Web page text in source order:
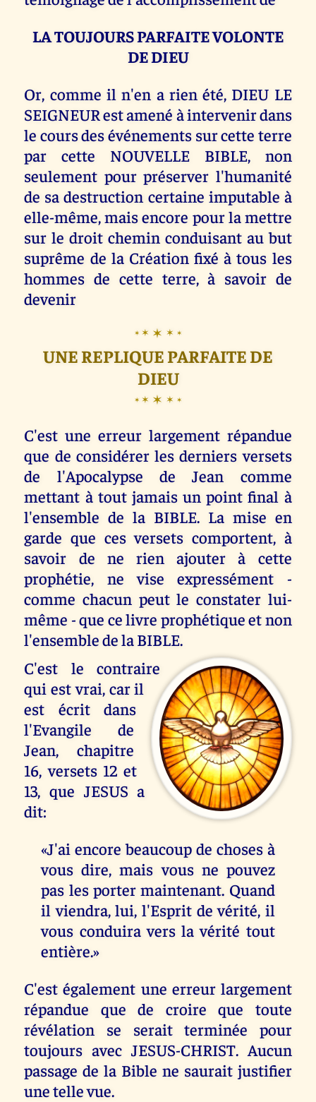
LA TOUJOURS PARFAITE VOLONTE
DE DIEU
Or, comme il n'en a rien été, DIEU LE
SEIGNEUR est amené à intervenir dans
le cours des événements sur cette terre
par cette NOUVELLE BIBLE, non
seulement pour préserver l'humanité
de sa destruction certaine imputable à
elle-même, mais encore pour la mettre
sur le droit chemin conduisant au but
suprême de la Création fixé à tous les
hommes de cette terre, à savoir de
devenir
✶ ✶ ✶ ✶ ✶
UNE REPLIQUE PARFAITE DE
DIEU
✶ ✶ ✶ ✶ ✶
C'est une erreur largement répandue
que de considérer les derniers versets
de l'Apocalypse de Jean comme
mettant à tout jamais un point final à
l'ensemble de la BIBLE. La mise en
garde que ces versets comportent, à
savoir de ne rien ajouter à cette
prophétie, ne vise expressément -
comme chacun peut le constater lui-
même - que ce livre prophétique et non
l'ensemble de la BIBLE.
C'est le contraire
qui est vrai, car il
est écrit dans
l'Evangile de
Jean, chapitre
16, versets 12 et
13, que JESUS a
dit:
«J'ai encore beaucoup de choses à
vous dire, mais vous ne pouvez
pas les porter maintenant. Quand
il viendra, lui, l'Esprit de vérité, il
vous conduira vers la vérité tout
entière.»
C'est également une erreur largement
répandue que de croire que toute
révélation se serait terminée pour
toujours avec JESUS-CHRIST. Aucun
passage de la Bible ne saurait justifier
une telle vue.